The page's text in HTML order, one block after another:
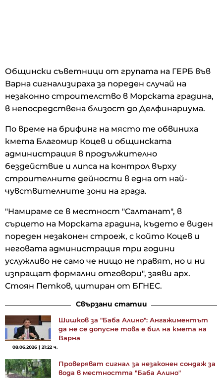
Общински съветници от групата на ГЕРБ във
Варна сигнализираха за пореден случай на
незаконно строителство в Морската градина,
в непосредствена близост до Делфинариума.
По време на брифинг на място те обвиниха
кмета Благомир Коцев и общинската
администрация в продължително
бездействие и липса на контрол върху
строителните дейности в една от най-
чувствителните зони на града.
"Намираме се в местност "Салтанат", в
сърцето на Морската градина, където е виден
пореден незаконен строеж, с който Коцев и
неговата администрация три години
услужливо не само че нищо не правят, но и ни
изпращат формални отговори", заяви арх.
Стоян Петков, цитиран от БГНЕС.
Свързани статии
Шишков за "Баба Алино": Ангажиментът
да не се допусне това е бил на кмета на
Варна
08.06.2026 | 21:22 ч.
Проверяват сигнал за незаконен сондаж за
вода в местността "Баба Алино"